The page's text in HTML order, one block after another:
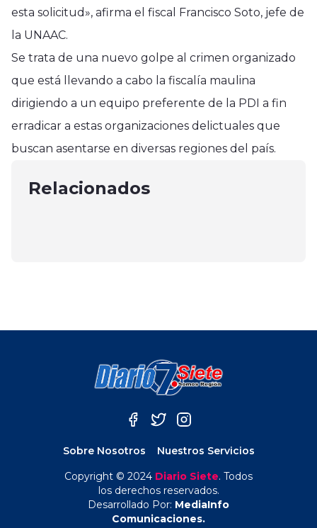
esta solicitud», afirma el fiscal Francisco Soto, jefe de
la UNAAC.
Se trata de una nuevo golpe al crimen organizado
que está llevando a cabo la fiscalía maulina
dirigiendo a un equipo preferente de la PDI a fin
erradicar a estas organizaciones delictuales que
buscan asentarse en diversas regiones del país.
Relacionados
Nacional
Analizan riesgo indirecto de
aranceles estadounidenses en
junio 21, 2025
en Constitución
personas muertas y mil viviendas
Sobre Nosotros
Nuestros Servicios
Copyright © 2024 Diario Siete. Todos
los derechos reservados.
Desarrollado Por: MediaInfo
Comunicaciones.